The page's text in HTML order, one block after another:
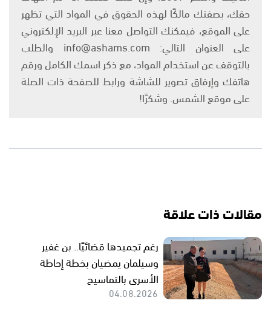
حقك، بصفتك مالكًا لهذه الحقوق في المواد التي تظهر
على الموقع، فيمكنك التواصل معنا عبر البريد الإلكتروني
على العنوان التالي: info@ashams.com والطلب
بالتوقف عن استخدام المواد، مع ذكر اسمك الكامل ورقم
هاتفك وإرفاق تصوير للشاشة ورابط للصفحة ذات الصلة
على موقع الشمس. وشكرًا!
مقالات ذات علاقة
رغم تجميدها قضائيًا.. بن غفير
وسيلمان يمضيان بخطة إحاطة
الأسرى بالتماسيح
04.08.2026